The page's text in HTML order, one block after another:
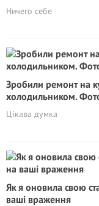
Ничего себе
Зробили ремонт на
холодильником.
Цікава думка
Як я оновила свою
ваші вражeння